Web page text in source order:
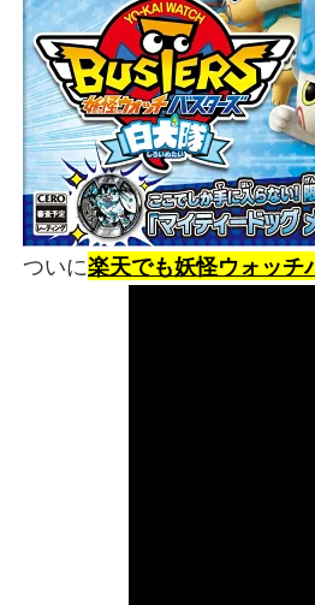
ついに楽天でも妖怪ウォッチ